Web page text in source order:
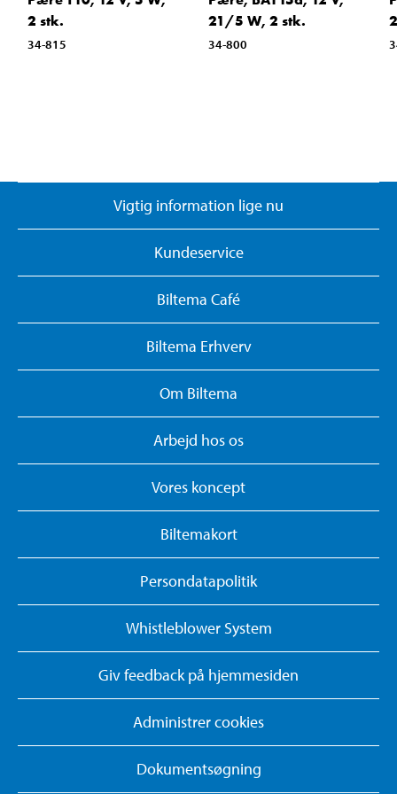
2 stk.
34-815
21/5 W, 2 stk.
34-800
Vigtig information lige nu
Kundeservice
Biltema Café
Biltema Erhverv
Om Biltema
Arbejd hos os
Vores koncept
Biltemakort
Persondatapolitik
Whistleblower System
Giv feedback på hjemmesiden
Administrer cookies
Dokumentsøgning